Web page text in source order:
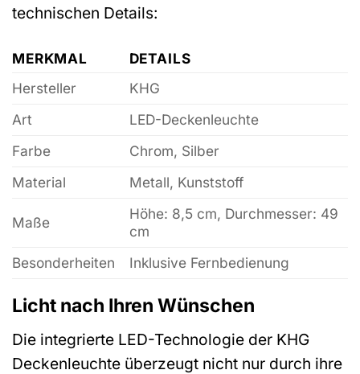
technischen Details:
MERKMAL
DETAILS
Hersteller
KHG
Art
LED-Deckenleuchte
Farbe
Chrom, Silber
Material
Metall, Kunststoff
Maße
Höhe: 8,5 cm, Durchmesser: 49
cm
Besonderheiten
Inklusive Fernbedienung
Licht nach Ihren Wünschen
Die integrierte LED-Technologie der KHG
Deckenleuchte überzeugt nicht nur durch ihre